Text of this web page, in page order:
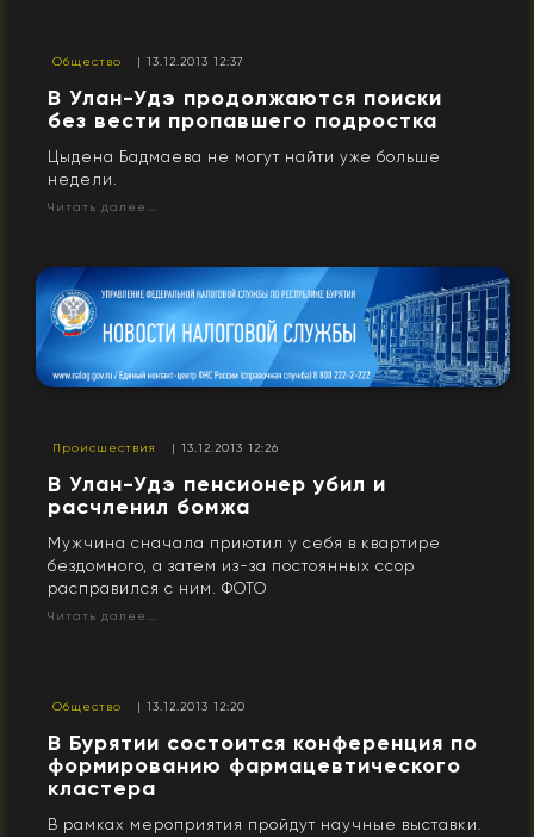
Общество | 13.12.2013 12:37
В Улан-Удэ продолжаются поиски
без вести пропавшего подростка
Цыдена Бадмаева не могут найти уже больше
недели.
Читать далее...
Происшествия | 13.12.2013 12:26
В Улан-Удэ пенсионер убил и
расчленил бомжа
Мужчина сначала приютил у себя в квартире
бездомного, а затем из-за постоянных ссор
расправился с ним. ФОТО
Читать далее...
Общество | 13.12.2013 12:20
В Бурятии состоится конференция по
формированию фармацевтического
кластера
В рамках мероприятия пройдут научные выставки.